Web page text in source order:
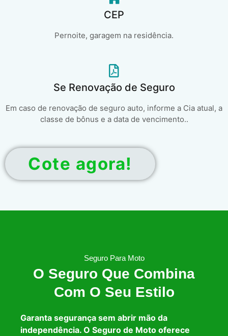
CEP
Pernoite, garagem na residência.
Se Renovação de Seguro
Em caso de renovação de seguro auto, informe a Cia atual, a
classe de bônus e a data de vencimento..
Cote agora!
Seguro Para Moto
O Seguro Que Combina
Com O Seu Estilo
Garanta segurança sem abrir mão da
independência. O Seguro de Moto oferece